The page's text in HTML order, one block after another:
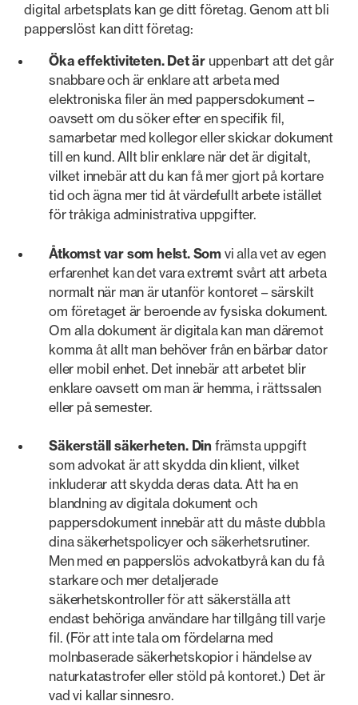
digital arbetsplats kan ge ditt företag. Genom att bli
papperslöst kan ditt företag:
Öka effektiviteten. Det är uppenbart att det går
snabbare och är enklare att arbeta med
elektroniska filer än med pappersdokument –
oavsett om du söker efter en specifik fil,
samarbetar med kollegor eller skickar dokument
till en kund. Allt blir enklare när det är digitalt,
vilket innebär att du kan få mer gjort på kortare
tid och ägna mer tid åt värdefullt arbete istället
för tråkiga administrativa uppgifter.
Åtkomst var som helst. Som vi alla vet av egen
erfarenhet kan det vara extremt svårt att arbeta
normalt när man är utanför kontoret – särskilt
om företaget är beroende av fysiska dokument.
Om alla dokument är digitala kan man däremot
komma åt allt man behöver från en bärbar dator
eller mobil enhet. Det innebär att arbetet blir
enklare oavsett om man är hemma, i rättssalen
eller på semester.
Säkerställ säkerheten. Din främsta uppgift
som advokat är att skydda din klient, vilket
inkluderar att skydda deras data. Att ha en
blandning av digitala dokument och
pappersdokument innebär att du måste dubbla
dina säkerhetspolicyer och säkerhetsrutiner.
Men med en papperslös advokatbyrå kan du få
starkare och mer detaljerade
säkerhetskontroller för att säkerställa att
endast behöriga användare har tillgång till varje
fil. (För att inte tala om fördelarna med
molnbaserade säkerhetskopior i händelse av
naturkatastrofer eller stöld på kontoret.) Det är
vad vi kallar sinnesro.